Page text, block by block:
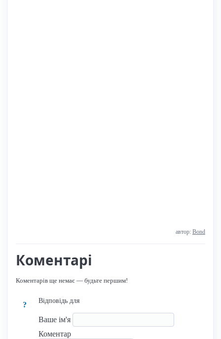
автор: Bond
Коментарі
Коментарів ще немає — будьте першим!
?
Відповідь для
Ваше ім'я
Коментар